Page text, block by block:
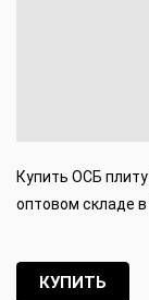
Купить ОСБ
оптовом складе в
КУПИТЬ